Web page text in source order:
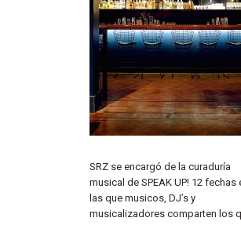
SRZ se encargó de la curaduría
musical de SPEAK UP! 12 fechas
las que musicos, DJ’s y
musicalizadores comparten los